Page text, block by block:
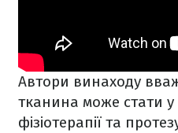
Автори винаходу
тканина може стати у
фізіотерапії та